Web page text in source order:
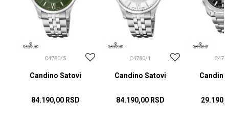
C4780/5
Candino Satovi
84.190,00 RSD
C4780/1
Candino Satovi
84.190,00 RSD